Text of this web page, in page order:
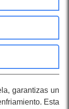
garantizas un
Esta